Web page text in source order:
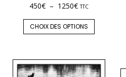
450€ – 1250€ TTC
CHOIX DES OPTIONS